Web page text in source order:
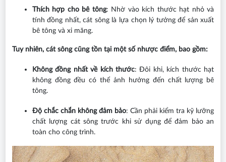
Thích hợp cho bê tông: Nhờ vào kích thước hạt nhỏ và
tính đồng nhất, cát sông là lựa chọn lý tưởng để sản xuất
bê tông và xi măng.
Tuy nhiên, cát sông cũng tồn tại một số nhược điểm, bao gồm:
Không đồng nhất về kích thước: Đôi khi, kích thước hạt
không đồng đều có thể ảnh hưởng đến chất lượng bê
tông.
Độ chắc chắn không đảm bảo: Cần phải kiểm tra kỹ lưỡng
chất lượng cát sông trước khi sử dụng để đảm bảo an
toàn cho công trình.